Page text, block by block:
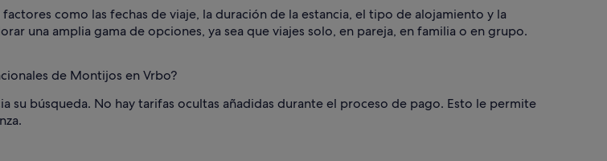
como las fechas de viaje, la duración de la estancia, el tipo de alojamiento y la
una amplia gama de opciones, ya sea que viajes solo, en pareja, en familia o en grupo.
de Montijos en Vrbo?
búsqueda. No hay tarifas ocultas añadidas durante el proceso de pago. Esto le permite